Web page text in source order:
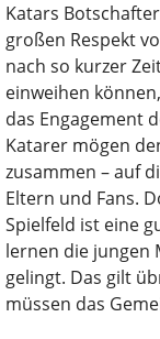
Katars
großen Respekt
nach so kurzer
einweihen
das Engagement
Katarer mögen
zusammen – auf
Eltern und Fans.
Spielfeld ist eine
lernen die jungen
gelingt. Das gilt
müssen das